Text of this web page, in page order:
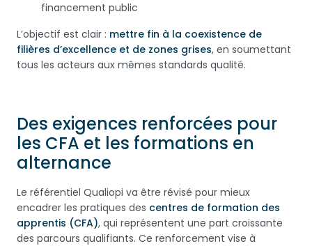
financement public
L’objectif est clair : mettre fin à la coexistence de
filières d’excellence et de zones grises, en soumettant
tous les acteurs aux mêmes standards qualité.
Des exigences renforcées pour
les CFA et les formations en
alternance
Le référentiel Qualiopi va être révisé pour mieux
encadrer les pratiques des centres de formation des
apprentis (CFA), qui représentent une part croissante
des parcours qualifiants. Ce renforcement vise à